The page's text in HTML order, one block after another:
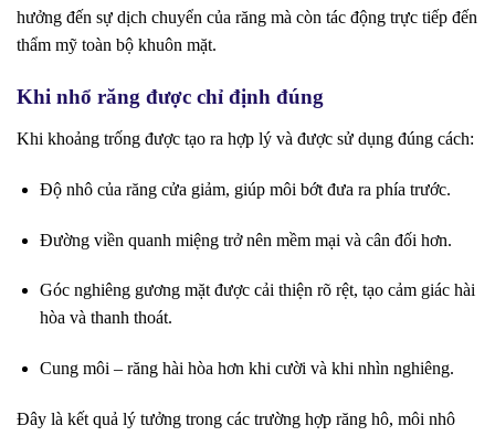
hưởng đến sự dịch chuyển của răng mà còn tác động trực tiếp đến
thẩm mỹ toàn bộ khuôn mặt.
Khi nhổ răng được chỉ định đúng
Khi khoảng trống được tạo ra hợp lý và được sử dụng đúng cách:
Độ nhô của răng cửa giảm, giúp môi bớt đưa ra phía trước.
Đường viền quanh miệng trở nên mềm mại và cân đối hơn.
Góc nghiêng gương mặt được cải thiện rõ rệt, tạo cảm giác hài
hòa và thanh thoát.
Cung môi – răng hài hòa hơn khi cười và khi nhìn nghiêng.
Đây là kết quả lý tưởng trong các trường hợp răng hô, môi nhô